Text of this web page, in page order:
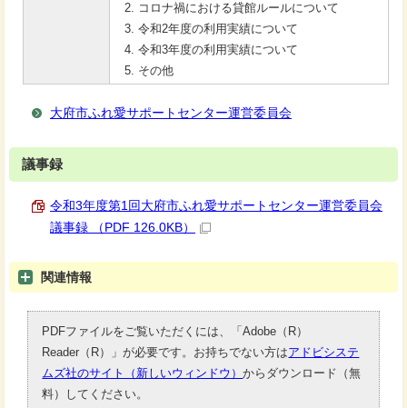
コロナ禍における貸館ルールについて
令和2年度の利用実績について
令和3年度の利用実績について
その他
大府市ふれ愛サポートセンター運営委員会
議事録
令和3年度第1回大府市ふれ愛サポートセンター運営委員会
議事録 （PDF 126.0KB）
関連情報
PDFファイルをご覧いただくには、「Adobe（R）
Reader（R）」が必要です。お持ちでない方はアドビシステ
ムズ社のサイト（新しいウィンドウ）からダウンロード（無
料）してください。